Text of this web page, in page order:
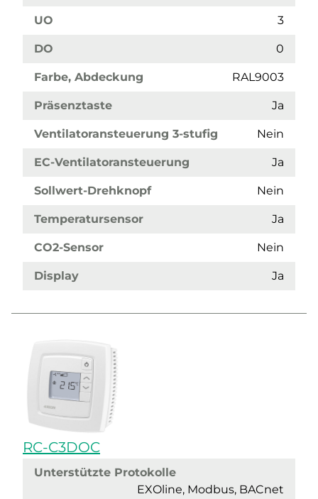
UO 3
DO 0
Farbe, Abdeckung RAL9003
Präsenztaste Ja
Ventilatoransteuerung 3-stufig Nein
EC-Ventilatoransteuerung Ja
Sollwert-Drehknopf Nein
Temperatursensor Ja
CO2-Sensor Nein
Display Ja
RC-C3DOC
Unterstützte Protokolle
EXOline, Modbus, BACnet